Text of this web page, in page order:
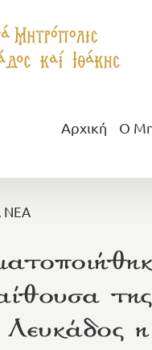
Αρχική Ο
ΝΕΑ
της
η